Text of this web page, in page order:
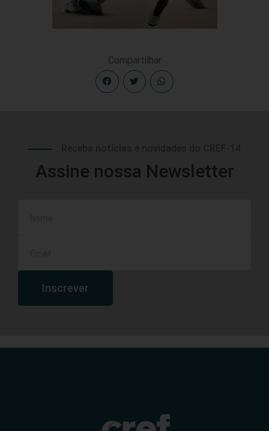
Compartilhar
Assine nossa Newsletter
Inscrever